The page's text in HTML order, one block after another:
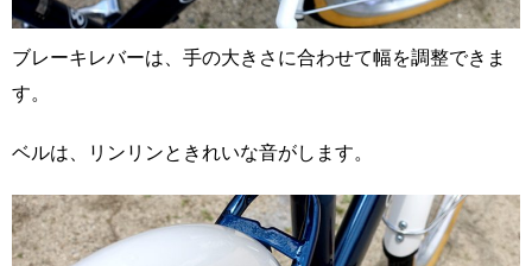
ブレーキレバーは、手の大きさに合わせて幅を調整できま
す。
ベルは、リンリンときれいな音がします。